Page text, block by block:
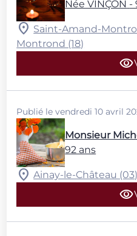
Née VINÇON -
Saint-Amand-
Montrond (18)
Publié le vendredi 10 avril
Monsieur
92 ans
Ainay-le-Château (03)